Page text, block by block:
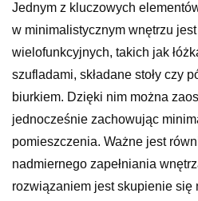
Jednym z kluczowych
w minimalistycznym wnętrzu
wielofunkcyjnych, takich jak
szufladami, składane stoły czy
biurkiem. Dzięki nim można
jednocześnie zachowując
pomieszczenia. Ważne jest
nadmiernego zapełniania
rozwiązaniem jest skupienie się